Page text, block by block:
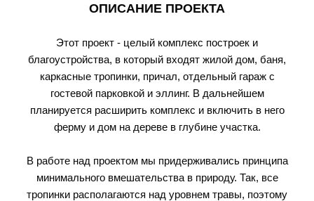
ОПИСАНИЕ ПРОЕКТА
Этот проект - целый комплекс построек и
благоустройства, в который входят жилой дом, баня,
каркасные тропинки, причал, отдельный гараж с
гостевой парковкой и эллинг. В дальнейшем
планируется расширить комплекс и включить в него
ферму и дом на дереве в глубине участка.
В работе над проектом мы придерживались принципа
минимального вмешательства в природу. Так, все
тропинки располагаются над уровнем травы, поэтому